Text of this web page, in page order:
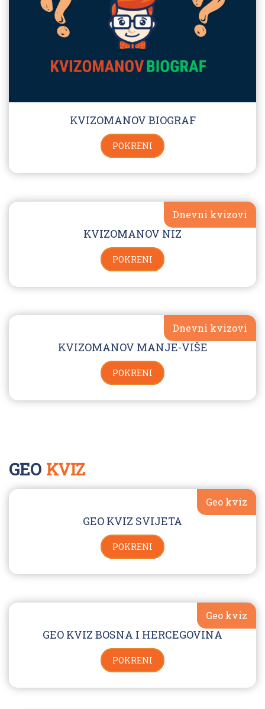
KVIZOMANOV BIOGRAF
POKRENI
Dnevni kvizovi
KVIZOMANOV NIZ
POKRENI
Dnevni kvizovi
KVIZOMANOV MANJE-VIŠE
POKRENI
GEO KVIZ
Geo kviz
GEO KVIZ SVIJETA
POKRENI
Geo kviz
GEO KVIZ BOSNA I HERCEGOVINA
POKRENI